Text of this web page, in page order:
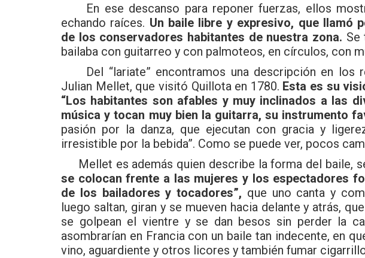
En ese descanso para reponer fuerzas, ellos
echando raíces. Un baile libre y expresivo, que llamó
de los conservadores habitantes de nuestra zona. Se
bailaba con guitarreo y con palmoteos, en círculos, con
Del “lariate” encontramos una descripción en los
Julian Mellet, que visitó Quillota en 1780. Esta es su
“Los habitantes son afables y muy inclinados a las
música y tocan muy bien la guitarra, su instrumento
pasión por la danza, que ejecutan con gracia y
irresistible por la bebida”. Como se puede ver, pocos
Mellet es además quien describe la forma del baile,
se colocan frente a las mujeres y los espectadores
de los bailadores y tocadores”, que uno canta y
luego saltan, giran y se mueven hacia delante y atrás,
se golpean el vientre y se dan besos sin perder la
asombrarían en Francia con un baile tan indecente, en
vino, aguardiente y otros licores y también fumar